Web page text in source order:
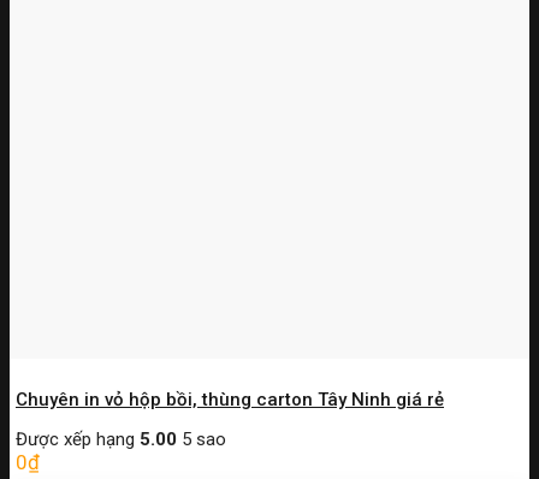
Chuyên in vỏ hộp bồi, thùng carton Tây Ninh giá rẻ
Được xếp hạng 5.00 5 sao
0₫